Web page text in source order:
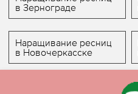
в Зернограде
Наращивание ресниц
в Новочеркасске